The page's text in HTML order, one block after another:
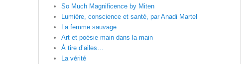
So Much Magnificence by Miten
Lumière, conscience et santé, par Anadi Martel
La femme sauvage
Art et poésie main dans la main
À tire d’ailes…
La vérité